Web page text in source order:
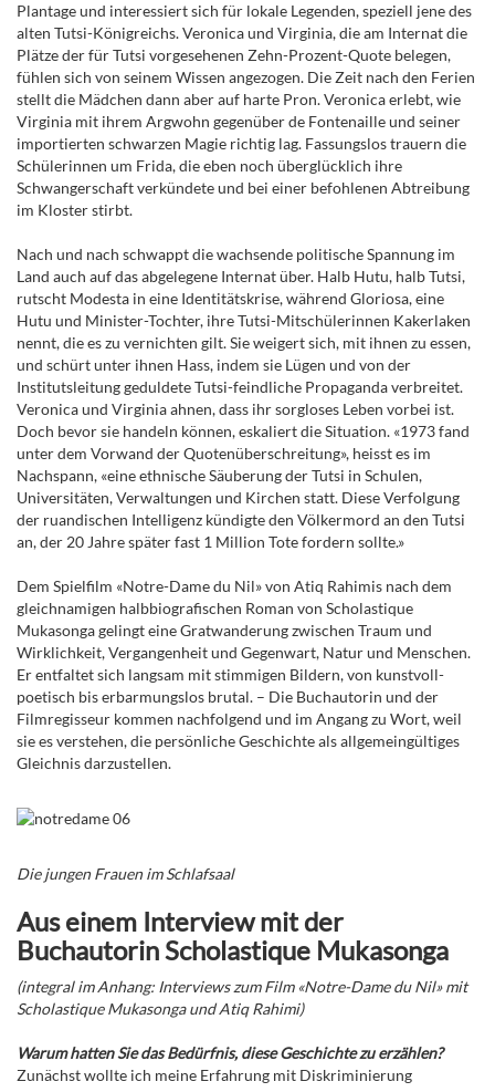
Plantage und interessiert sich für lokale Legenden, speziell jene des
alten Tutsi-Königreichs. Veronica und Virginia, die am Internat die
Plätze der für Tutsi vorgesehenen Zehn-Prozent-Quote belegen,
fühlen sich von seinem Wissen angezogen. Die Zeit nach den Ferien
stellt die Mädchen dann aber auf harte Pron. Veronica erlebt, wie
Virginia mit ihrem Argwohn gegenüber de Fontenaille und seiner
importierten schwarzen Magie richtig lag. Fassungslos trauern die
Schülerinnen um Frida, die eben noch überglücklich ihre
Schwangerschaft verkündete und bei einer befohlenen Abtreibung
im Kloster stirbt.
Nach und nach schwappt die wachsende politische Spannung im
Land auch auf das abgelegene Internat über. Halb Hutu, halb Tutsi,
rutscht Modesta in eine Identitätskrise, während Gloriosa, eine
Hutu und Minister-Tochter, ihre Tutsi-Mitschülerinnen Kakerlaken
nennt, die es zu vernichten gilt. Sie weigert sich, mit ihnen zu essen,
und schürt unter ihnen Hass, indem sie Lügen und von der
Institutsleitung geduldete Tutsi-feindliche Propaganda verbreitet.
Veronica und Virginia ahnen, dass ihr sorgloses Leben vorbei ist.
Doch bevor sie handeln können, eskaliert die Situation. «1973 fand
unter dem Vorwand der Quotenüberschreitung», heisst es im
Nachspann, «eine ethnische Säuberung der Tutsi in Schulen,
Universitäten, Verwaltungen und Kirchen statt. Diese Verfolgung
der ruandischen Intelligenz kündigte den Völkermord an den Tutsi
an, der 20 Jahre später fast 1 Million Tote fordern sollte.»
Dem Spielfilm «Notre-Dame du Nil» von Atiq Rahimis nach dem
gleichnamigen halbbiografischen Roman von Scholastique
Mukasonga gelingt eine Gratwanderung zwischen Traum und
Wirklichkeit, Vergangenheit und Gegenwart, Natur und Menschen.
Er entfaltet sich langsam mit stimmigen Bildern, von kunstvoll-
poetisch bis erbarmungslos brutal. – Die Buchautorin und der
Filmregisseur kommen nachfolgend und im Angang zu Wort, weil
sie es verstehen, die persönliche Geschichte als allgemeingültiges
Gleichnis darzustellen.
Die jungen Frauen im Schlafsaal
Aus einem Interview mit der
Buchautorin Scholastique Mukasonga
(integral im Anhang: Interviews zum Film «Notre-Dame du Nil» mit
Scholastique Mukasonga und Atiq Rahimi)
Warum hatten Sie das Bedürfnis, diese Geschichte zu erzählen?
Zunächst wollte ich meine Erfahrung mit Diskriminierung